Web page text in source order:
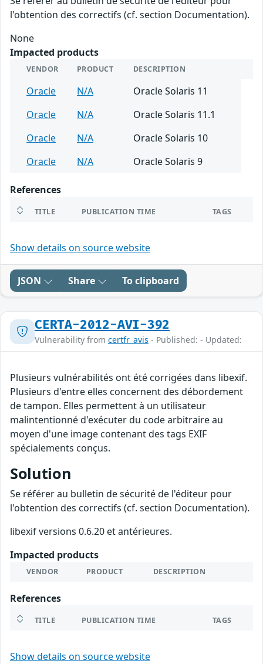
l'obtention des correctifs (cf. section Documentation).
None
Impacted products
VENDOR PRODUCT DESCRIPTION
Oracle N/A
Oracle Solaris 11
Oracle
N/A
Oracle Solaris 11.1
Oracle
N/A
Oracle Solaris 10
Oracle
N/A Oracle Solaris 9
References
TITLE PUBLICATION TIME TAGS
Show details on source website
JSON Share To clipboard
CERTA-2012-AVI-392
Vulnerability from certfr_avis - Published: - Updated:
Plusieurs vulnérabilités ont été corrigées dans libexif.
Plusieurs d'entre elles concernent des débordement
de tampon. Elles permettent à un utilisateur
malintentionné d'exécuter du code arbitraire au
moyen d'une image contenant des tags EXIF
spécialements conçus.
Solution
Se référer au bulletin de sécurité de l'éditeur pour
l'obtention des correctifs (cf. section Documentation).
libexif versions 0.6.20 et antérieures.
Impacted products
VENDOR PRODUCT DESCRIPTION
References
TITLE PUBLICATION TIME TAGS
Show details on source website